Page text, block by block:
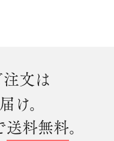
文は
け。
送料無料。